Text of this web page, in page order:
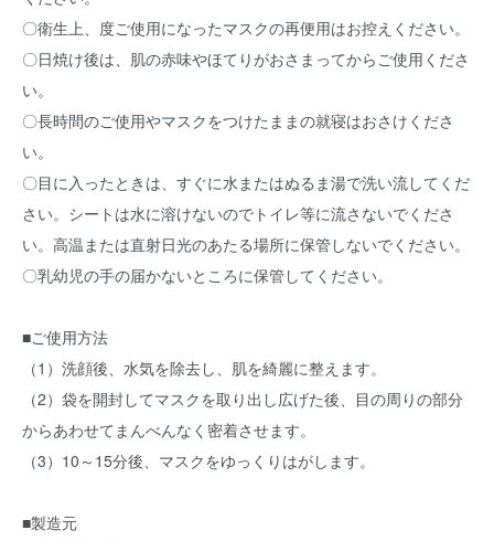
〇衛生上、度ご使用になったマスクの再便用はお控えください。
〇日焼け後は、肌の赤味やほてりがおさまってからご使用くださ
い。
〇長時間のご使用やマスクをつけたままの就寝はおさけくださ
い。
〇目に入ったときは、すぐに水またはぬるま湯で洗い流してくだ
さい。シートは水に溶けないのでトイレ等に流さないでくださ
い。高温または直射日光のあたる場所に保管しないでください。
〇乳幼児の手の届かないところに保管してください。
■ご使用方法
（1）洗顔後、水気を除去し、肌を綺麗に整えます。
（2）袋を開封してマスクを取り出し広げた後、目の周りの部分
からあわせてまんべんなく密着させます。
（3）10～15分後、マスクをゆっくりはがします。
■製造元